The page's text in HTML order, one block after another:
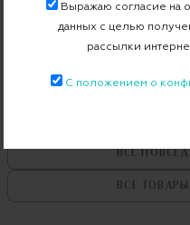
Примерка при доставке
ВСЕ
ВСЕ ТОВАРЫ
Выражаю согласие на
данных с целью
рассылки
С положением о